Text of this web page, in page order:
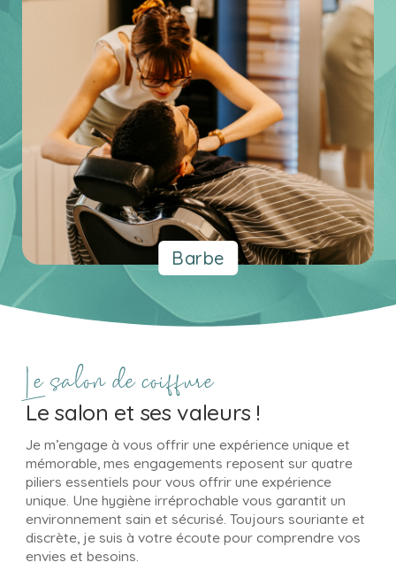
Barbe
Le salon de coiffure
Le salon et ses valeurs !
Je m’engage à vous offrir une expérience unique et
mémorable, mes engagements reposent sur quatre
piliers essentiels pour vous offrir une expérience
unique. Une hygiène irréprochable vous garantit un
environnement sain et sécurisé. Toujours souriante et
discrète, je suis à votre écoute pour comprendre vos
envies et besoins.